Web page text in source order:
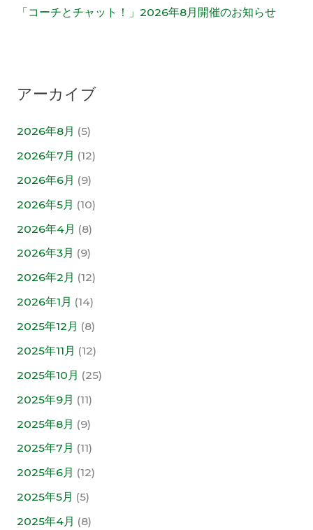
「コーチとチャット！」2026年8月開催のお知らせ
アーカイブ
2026年8月 (5)
2026年7月 (12)
2026年6月 (9)
2026年5月 (10)
2026年4月 (8)
2026年3月 (9)
2026年2月 (12)
2026年1月 (14)
2025年12月 (8)
2025年11月 (12)
2025年10月 (25)
2025年9月 (11)
2025年8月 (9)
2025年7月 (11)
2025年6月 (12)
2025年5月 (5)
2025年4月 (8)